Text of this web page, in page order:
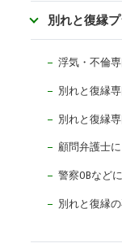
別れと復縁
浮気・不倫
別れと復縁
別れと復縁
顧問弁護士
警察OBなど
別れと復縁